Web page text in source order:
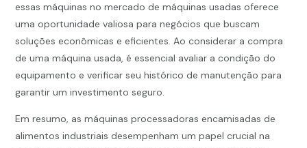
essas máquinas no mercado de máquinas usadas oferece
uma oportunidade valiosa para negócios que buscam
soluções econômicas e eficientes. Ao considerar a compra
de uma máquina usada, é essencial avaliar a condição do
equipamento e verificar seu histórico de manutenção para
garantir um investimento seguro.
Em resumo, as máquinas processadoras encamisadas de
alimentos industriais desempenham um papel crucial na